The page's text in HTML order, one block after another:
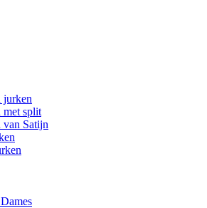
jurken
met split
van Satijn